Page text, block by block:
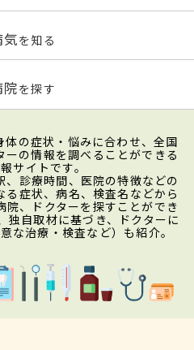
を知る
を探す
体の症状・悩みに合わせ、全国
の情報を調べることができる
サイトです。
診療時間、医院の特徴などの
症状、病名、検査名などから
、ドクターを探すことができ
独自取材に基づき、ドクターに
な治療・検査など）も紹介。